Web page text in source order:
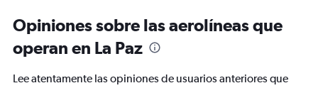
Opiniones sobre las aerolíneas que
operan en La Paz
Lee atentamente las opiniones de usuarios anteriores que